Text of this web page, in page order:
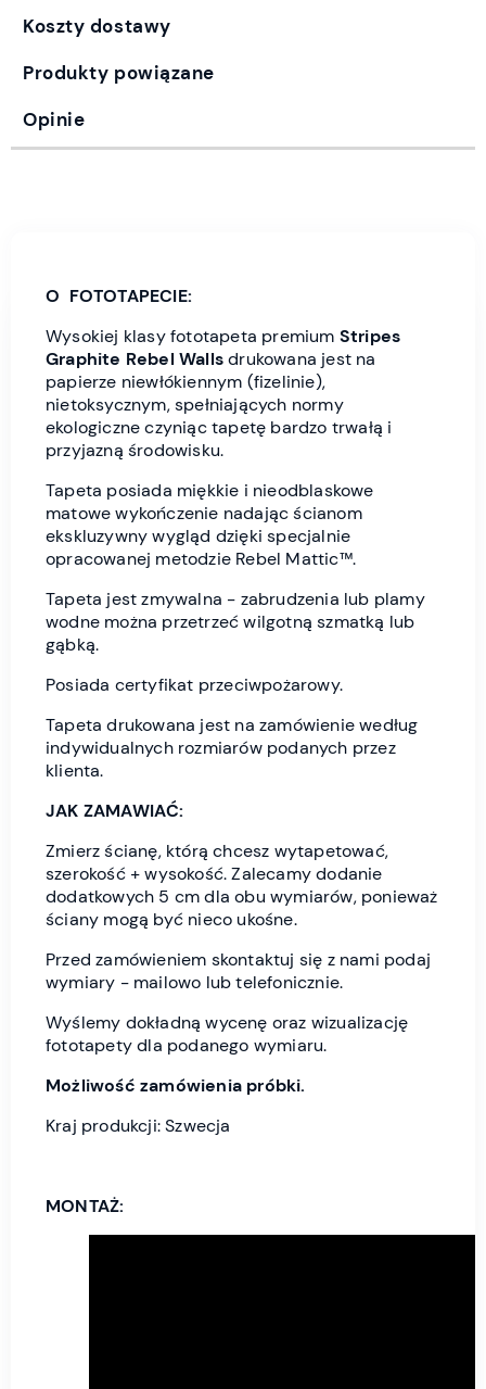
Koszty dostawy
Produkty powiązane
Opinie
O FOTOTAPECIE:
Wysokiej klasy fototapeta premium Stripes
Graphite Rebel Wallsdrukowana jest na
papierze niewłókiennym (fizelinie),
nietoksycznym, spełniających normy
ekologiczne czyniąc tapetę bardzo trwałą i
przyjazną środowisku.
Tapeta posiada miękkie i nieodblaskowe
matowe wykończenie nadając ścianom
ekskluzywny wygląd dzięki specjalnie
opracowanej metodzie Rebel Mattic™.
Tapeta jest zmywalna - zabrudzenia lub plamy
wodne można przetrzeć wilgotną szmatką lub
gąbką.
Posiada certyfikat przeciwpożarowy.
Tapeta drukowana jest na zamówienie według
indywidualnych rozmiarów podanych przez
klienta.
JAK ZAMAWIAĆ:
Zmierz ścianę, którą chcesz wytapetować,
szerokość + wysokość. Zalecamy dodanie
dodatkowych 5 cm dla obu wymiarów, ponieważ
ściany mogą być nieco ukośne.
Przed zamówieniem skontaktuj się z nami podaj
wymiary - mailowo lub telefonicznie.
Wyślemy dokładną wycenę oraz wizualizację
fototapety dla podanego wymiaru.
Możliwość zamówienia próbki.
Kraj produkcji: Szwecja
MONTAŻ: